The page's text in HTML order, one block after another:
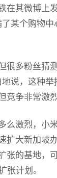
在其微博上
某个购物中
很多粉丝猜
说，这种
争非常激烈
么激烈，小
扩大新加坡
张的基地，
计划。